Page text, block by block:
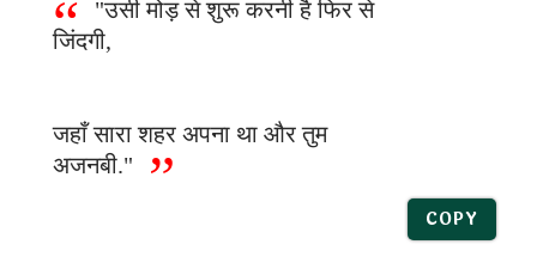
"उसी मोड़ से शुरू करनी है फिर से
जिंदगी,
जहाँ सारा शहर अपना था और तुम
अजनबी."
COPY